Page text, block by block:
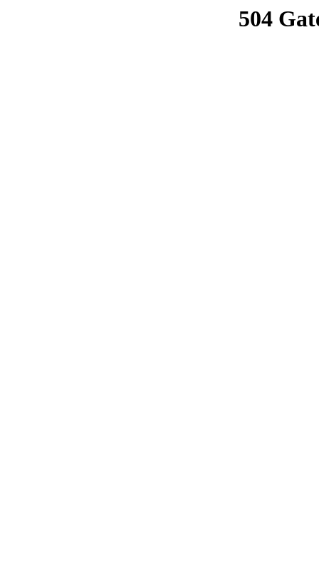
504